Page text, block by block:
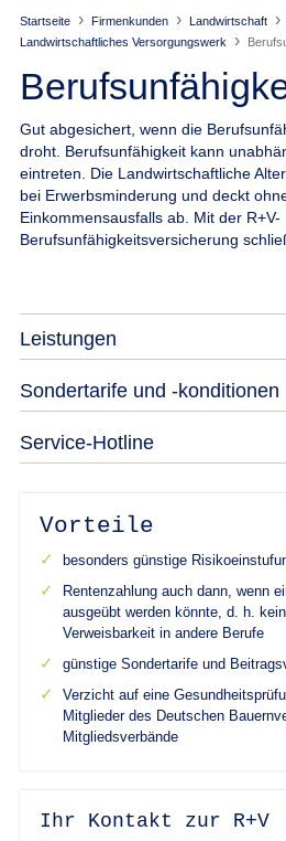
Startseite Firmenkunden
Landwirtschaft
Landwirtschaftliches Versorgungswerk
Gut abgesichert, wenn die
droht. Berufsunfähigkeit kann
eintreten. Die Landwirtschaftliche
bei Erwerbsminderung und deckt
Einkommensausfalls ab. Mit der R+V-
Berufsunfähigkeitsversicherung
Leistungen
Sondertarife und -konditionen
Service-Hotline
Vorteile
besonders günstige
Rentenzahlung auch dann, wenn
ausgeübt werden könnte, d. h.
Verweisbarkeit in andere Berufe
günstige Sondertarife und
Verzicht auf eine
Mitglieder des Deutschen
Mitgliedsverbände
Ihr Kontakt zur R+V